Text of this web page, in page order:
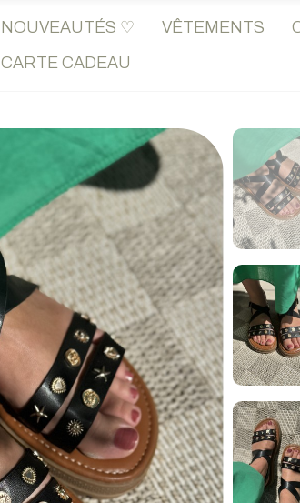
NOUVEAUTÉS ♡ VÊTEMENTS
CARTE CADEAU